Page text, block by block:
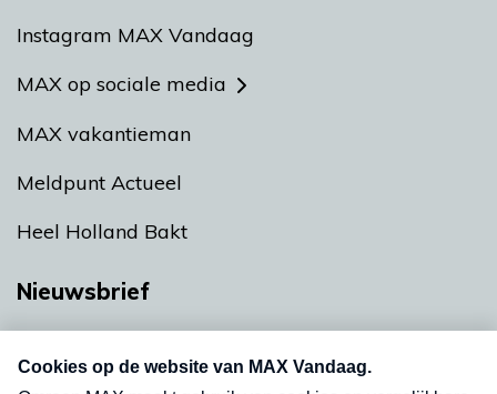
Instagram MAX Vandaag
MAX op sociale media
MAX vakantieman
Meldpunt Actueel
Heel Holland Bakt
Nieuwsbrief
nieuwsbrief. Elke vrijdag- en dinsdagochtend in